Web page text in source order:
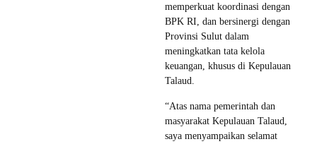
memperkuat koordinasi dengan
BPK RI, dan bersinergi dengan
Provinsi Sulut dalam
meningkatkan tata kelola
keuangan, khusus di Kepulauan
Talaud.
“Atas nama pemerintah dan
masyarakat Kepulauan Talaud,
saya menyampaikan selamat